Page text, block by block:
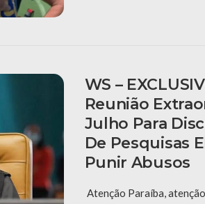
WS –
Reunião
Julho Para
De Pesquisas
Punir Abusos
Atenção Paraíba,